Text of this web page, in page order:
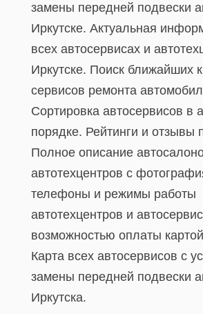
замены передней подвески
Иркутске. Актуальная
всех автосервисах и
Иркутске. Поиск ближайших
сервисов ремонта
Сортировка автосервисов в
порядке. Рейтинги и отзывы
Полное описание
автотехцентров с
телефоны и режимы работы
автотехцентров и
возможностью оплаты
Карта всех автосервисов c
замены передней подвески
Иркутска.